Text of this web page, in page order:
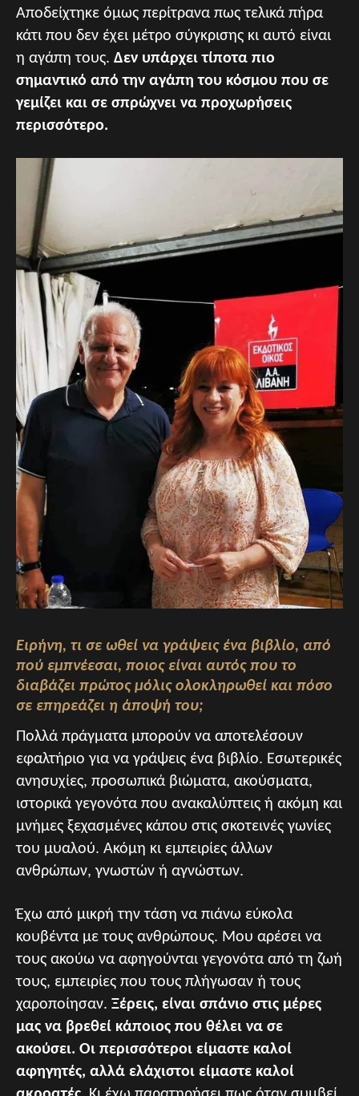
Αποδείχτηκε όμως περίτρανα πως τελικά πήρα
κάτι που δεν έχει μέτρο σύγκρισης κι αυτό είναι
η αγάπη τους. Δεν υπάρχει τίποτα πιο
σημαντικό από την αγάπη του κόσμου που σε
γεμίζει και σε σπρώχνει να προχωρήσεις
περισσότερο.
Ειρήνη, τι σε ωθεί να γράψεις ένα βιβλίο, από
πού εμπνέεσαι, ποιος είναι αυτός που το
διαβάζει πρώτος μόλις ολοκληρωθεί και πόσο
σε επηρεάζει η άποψή του;
Πολλά πράγματα μπορούν να αποτελέσουν
εφαλτήριο για να γράψεις ένα βιβλίο. Εσωτερικές
ανησυχίες, προσωπικά βιώματα, ακούσματα,
ιστορικά γεγονότα που ανακαλύπτεις ή ακόμη και
μνήμες ξεχασμένες κάπου στις σκοτεινές γωνίες
του μυαλού. Ακόμη κι εμπειρίες άλλων
ανθρώπων, γνωστών ή αγνώστων.
Έχω από μικρή την τάση να πιάνω εύκολα
κουβέντα με τους ανθρώπους. Μου αρέσει να
τους ακούω να αφηγούνται γεγονότα από τη ζωή
τους, εμπειρίες που τους πλήγωσαν ή τους
χαροποίησαν. Ξέρεις, είναι σπάνιο στις μέρες
μας να βρεθεί κάποιος που θέλει να σε
ακούσει. Οι περισσότεροι είμαστε καλοί
αφηγητές, αλλά ελάχιστοι είμαστε καλοί